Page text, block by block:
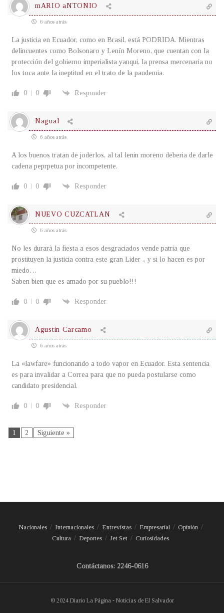
mARIO aNTONIO
6 años atrás
La justicia en Ecuador, como en Brasil, está PODRIDA. Mientras
delincuentes como Bolsonaro y Lenín Moreno, que cuentan con la
protección del gobierno imperialista yanqui, la prensa mercenaria no
los toca ante la ineptitud en el trato de la pandemia.
0 0 Responder
Nagual
6 años atrás
A los buenos tratan de joderlos, al tal lenin moreno deberia de darle
cadena peprpetua por incompetente.
0 0 Responder
NUEVO CUZCATLAN
6 años atrás
No les durarà la fiesta a esos desgraciados vende patria que
prostituyen la justicia contra este gran Lider ., y si lo hacen es por
miedo…
Saben bien que es amado por su pueblo!!!
0 0 Responder
Agustin Carcamo
6 años atrás
La «lawfare» funcionando a todo vapor en Ecuador. Esta sentencia
es para invalidar a Correa para que no pueda postularse como
candidato presidencial.
0 0 Responder
1 2 Siguiente »
Nacionales Internacionales Entrevistas Empresarial
Opinión
Cultura
Deportes Jet Set Curiosidades
Contáctanos: 2246-0616
© 2024 Diario La Página - Noticias de El Salvador